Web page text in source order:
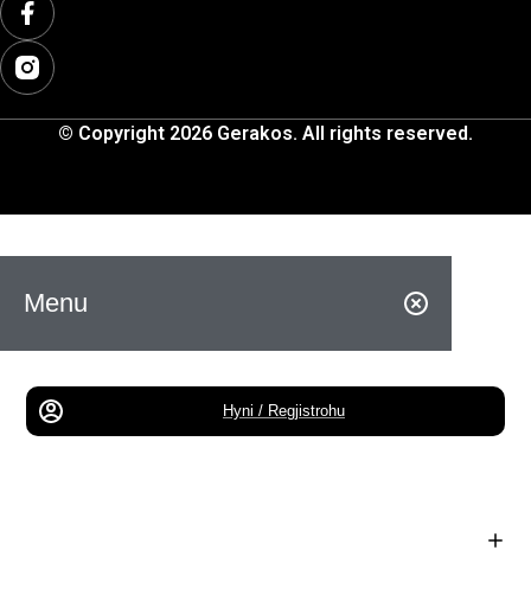
© Copyright 2026 Gerakos. All rights reserved.
Menu
Hyni / Regjistrohu